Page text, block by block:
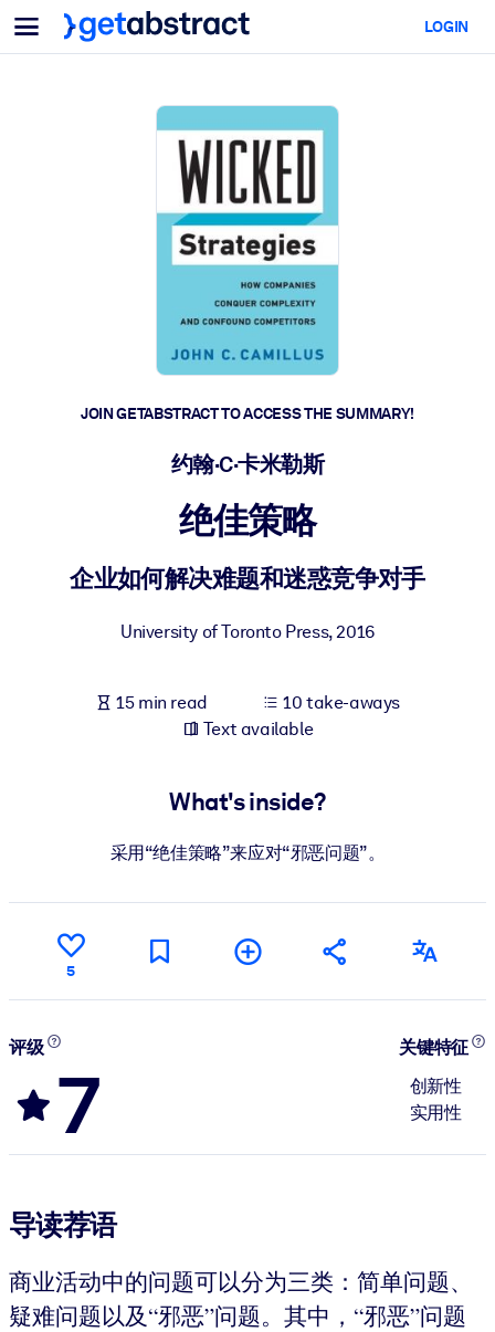
Menu
For Teams & Leaders
Equip your employees with critical AI skills.
Leadership Development
Prepare your leaders for the next era of work.
Collaborative Learning
Make it easy for teams to learn together, solve real problems, and
Upskilling & Reskilling
Build a healthier, more resilient workforce.
For LMS/LXP
learning results.
Enrich your corporate library with trusted, ready-to-use business
Fuel your AI systems with reliable, structured knowledge to
For AI Systems
LOGIN
JOIN GETABSTRACT TO ACCESS THE SUMMARY!
约翰·C·卡米勒斯
绝佳策略
企业如何解决难题和迷惑竞争对手
University of Toronto Press,2016
15 min read
10 take-aways
Text available
What's inside?
采用“绝佳策略”来应对“邪恶问题”。
5
评级
7
关键特征
创新性
实用性
导读荐语
商业活动中的问题可以分为三类：简单问题、
疑难问题以及“邪恶”问题。其中，“邪恶”问题